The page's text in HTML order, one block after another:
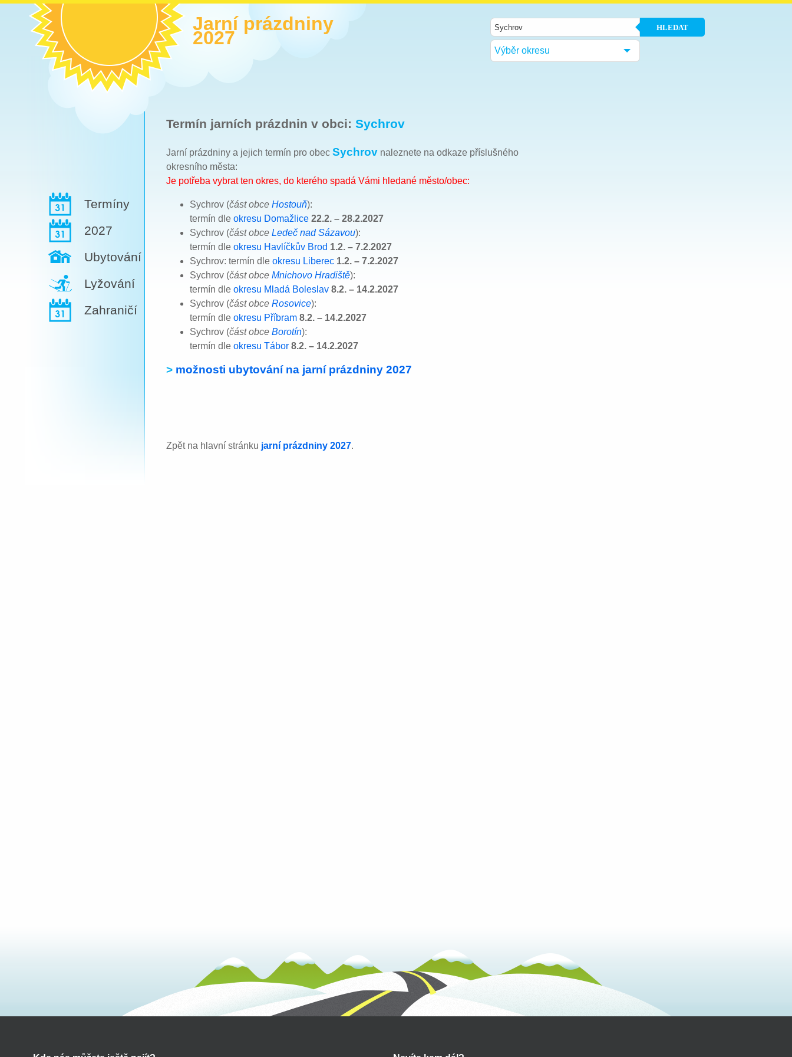
Jarní prázdniny
2027 HLEDAT
Výběr okresu
Termíny
2027
Ubytování
Lyžování
Zahraničí
Termín jarních prázdnin v obci: Sychrov
Jarní prázdniny a jejich termín pro obec Sychrov naleznete na odkaze příslušného
okresního města:
Je potřeba vybrat ten okres, do kterého spadá Vámi hledané město/obec:
Sychrov (část obce Hostouň):
termín dle okresu Domažlice 22.2. – 28.2.2027
Sychrov (část obce Ledeč nad Sázavou):
termín dle okresu Havlíčkův Brod 1.2. – 7.2.2027
Sychrov: termín dle okresu Liberec 1.2. – 7.2.2027
Sychrov (část obce Mnichovo Hradiště):
termín dle okresu Mladá Boleslav 8.2. – 14.2.2027
Sychrov (část obce Rosovice):
termín dle okresu Příbram 8.2. – 14.2.2027
Sychrov (část obce Borotín):
termín dle okresu Tábor 8.2. – 14.2.2027
> možnosti ubytování na jarní prázdniny 2027
Zpět na hlavní stránku jarní prázdniny 2027.